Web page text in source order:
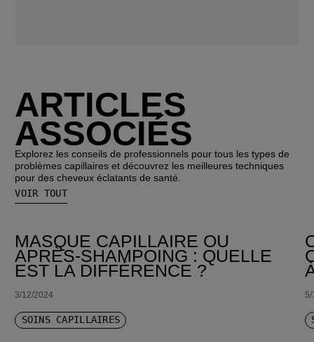
ARTICLES
ASSOCIÉS
Explorez les conseils de professionnels pour tous les types de
problèmes capillaires et découvrez les meilleures techniques
pour des cheveux éclatants de santé.
VOIR TOUT
MASQUE CAPILLAIRE OU
APRÈS-SHAMPOING : QUELLE
EST LA DIFFÉRENCE ?
3/12/2024
SOINS CAPILLAIRES
5/